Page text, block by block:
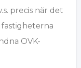
precis när det
fastigheterna
OVK-